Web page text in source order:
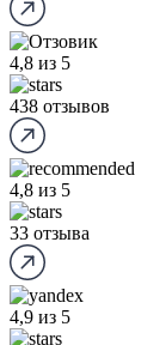
4,8 из 5
438 отзывов
4,8 из 5
33 отзыва
4,9 из 5